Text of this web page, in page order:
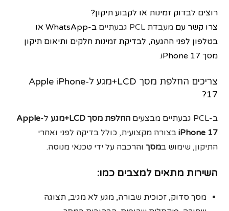
רוצים לבדוק זמינות או לקבוע תיקון?
צרו קשר עםמעבדת PCL גבעתיים
ב-WhatsApp או
בטלפון לפני ההגעה, לבדיקת זמינות חלקים ותיאום תיקון
מסך iPhone 17.
צריכים החלפת מסך LCD+מגע ל-Apple iPhone
17?
ב-PCL גבעתיים מבצעים החלפת מסך LCD+מגע ל-Apple
iPhone 17 בצורה מקצועית, כולל בדיקה לפני ואחרי
התיקון, שימוש במסך והרכבה על ידי טכנאי מנוסה.
השירות מתאים למצבים כמו:
מסך סדוק, זכוכית שבורה, מגע לא מגיב, תצוגה